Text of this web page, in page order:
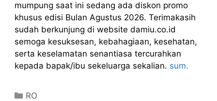
mumpung saat ini sedang ada diskon promo
khusus edisi Bulan Agustus 2026. Terimakasih
sudah berkunjung di website damiu.co.id
semoga kesuksesan, kebahagiaan, kesehatan,
serta keselamatan senantiasa tercurahkan
kepada bapak/ibu sekeluarga sekalian. sum.
Kategori
RO